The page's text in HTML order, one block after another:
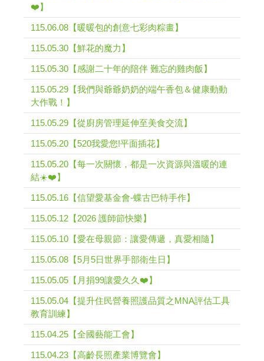
❤️】
115.06.08【暖暖包的創意七彩肉粽畫】
115.05.30【鮮花的魔力】
115.05.30【感謝二十年的陪伴 難忘的雞肉飯】
115.05.29【我們與爺爺奶奶的端午香包＆健康動動
大作戰！】
115.05.29【從廚房管理延伸至美食交流】
115.05.20【520我愛您!平面插花】
115.05.20【每一次關懷，都是一次資源與溫暖的連
結☀️❤️】
115.05.16【信望愛基金會-蝶古巴特手作】
115.05.12【2026 護師節快樂】
115.05.10【愛在母親節：讓愛傳遞，真愛相隨】
115.05.08【5月5日世界手部衛生日】
115.05.05【月捐99讓愛久久❤️】
115.05.04【提升住民營養照護品質之MNA評估工具
教育訓練】
115.04.25【全國藝能工會】
115.04.23【高齡長照產業博覽會】